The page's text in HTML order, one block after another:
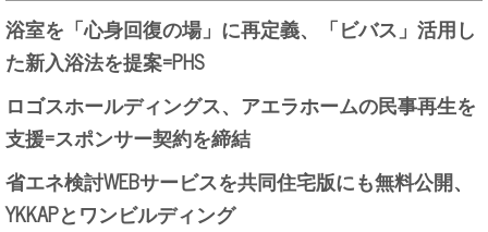
浴室を「心身回復の場」に再定義、「ビバス」活用し
た新入浴法を提案=PHS
ロゴスホールディングス、アエラホームの民事再生を
支援=スポンサー契約を締結
省エネ検討WEBサービスを共同住宅版にも無料公開、
YKKAPとワンビルディング